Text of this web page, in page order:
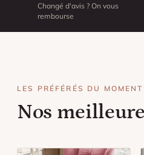
Changé d'avis ? On vous
rembourse
LES PRÉFÉRÉS DU MOMENT
Nos